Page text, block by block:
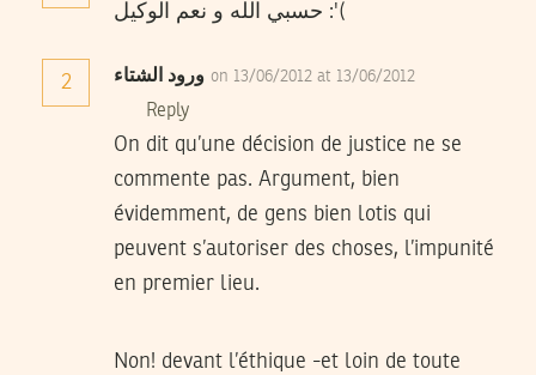
حسبي الله و نعم الوكيل :'(
2 ورود الشتاء on 13/06/2012 at 13/06/2012
Reply
On dit qu’une décision de justice ne se
commente pas. Argument, bien
évidemment, de gens bien lotis qui
peuvent s’autoriser des choses, l’impunité
en premier lieu.
Non! devant l’éthique -et loin de toute